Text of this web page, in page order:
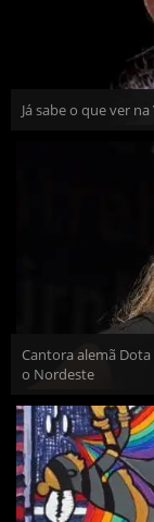
Já sabe o que ver
Cantora alemã
o Nordeste